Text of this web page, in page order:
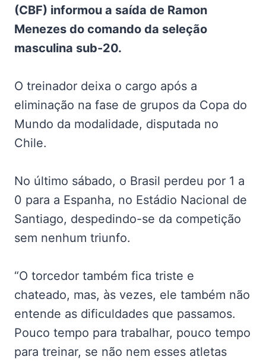
(CBF) informou a saída de Ramon
Menezes do comando da seleção
masculina sub-20.
O treinador deixa o cargo após a
eliminação na fase de grupos da Copa do
Mundo da modalidade, disputada no
Chile.
No último sábado, o Brasil perdeu por 1 a
0 para a Espanha, no Estádio Nacional de
Santiago, despedindo-se da competição
sem nenhum triunfo.
“O torcedor também fica triste e
chateado, mas, às vezes, ele também não
entende as dificuldades que passamos.
Pouco tempo para trabalhar, pouco tempo
para treinar, se não nem esses atletas